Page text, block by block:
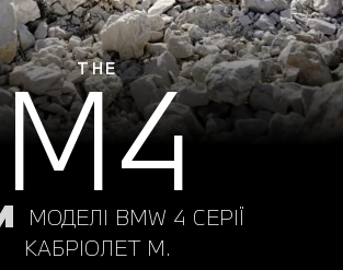
THE
M4
МОДЕЛІ BMW 4 СЕРІЇ
КАБРІОЛЕТ M.